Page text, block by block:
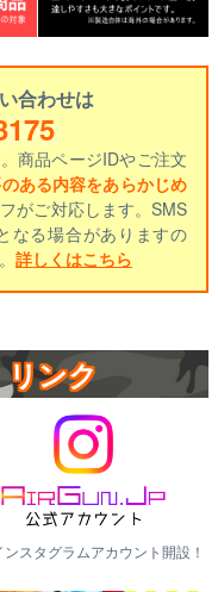
合わせは
商品ページIDやご注文
ある内容をあらかじめ
がご対応します。SMS
なる場合がありますの
詳しくはこちら
ンク
スタグラムアカウント開設！